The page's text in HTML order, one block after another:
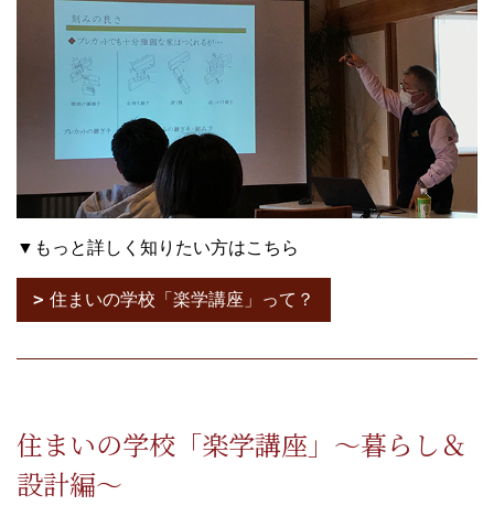
▼もっと詳しく知りたい方はこちら
住まいの学校「楽学講座」って？
住まいの学校「楽学講座」～暮らし＆
設計編～